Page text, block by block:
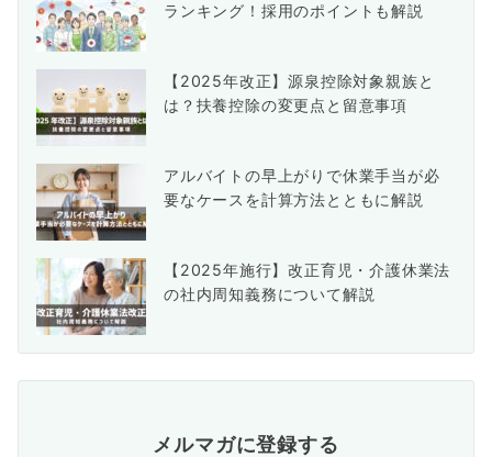
ランキング！採用のポイントも解説
【2025年改正】源泉控除対象親族と
は？扶養控除の変更点と留意事項
アルバイトの早上がりで休業手当が必
要なケースを計算方法とともに解説
【2025年施行】改正育児・介護休業法
の社内周知義務について解説
メルマガに登録する